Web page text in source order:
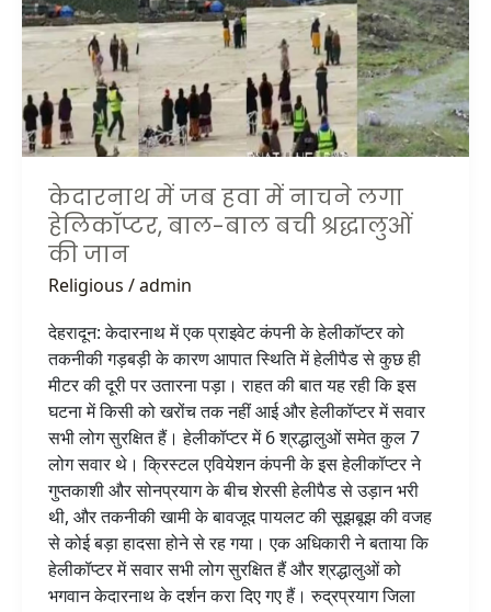
केदारनाथ में जब हवा में नाचने लगा
हेलिकॉप्टर, बाल-बाल बची श्रद्धालुओं
की जान
Religious /admin
देहरादून: केदारनाथ में एक प्राइवेट कंपनी के हेलीकॉप्टर को
तकनीकी गड़बड़ी के कारण आपात स्थिति में हेलीपैड से कुछ ही
मीटर की दूरी पर उतारना पड़ा। राहत की बात यह रही कि इस
घटना में किसी को खरोंच तक नहीं आई और हेलीकॉप्टर में सवार
सभी लोग सुरक्षित हैं। हेलीकॉप्टर में 6 श्रद्धालुओं समेत कुल 7
लोग सवार थे। क्रिस्टल एवियेशन कंपनी के इस हेलीकॉप्टर ने
गुप्तकाशी और सोनप्रयाग के बीच शेरसी हेलीपैड से उड़ान भरी
थी, और तकनीकी खामी के बावजूद पायलट की सूझबूझ की वजह
से कोई बड़ा हादसा होने से रह गया। एक अधिकारी ने बताया कि
हेलीकॉप्टर में सवार सभी लोग सुरक्षित हैं और श्रद्धालुओं को
भगवान केदारनाथ के दर्शन करा दिए गए हैं। रुद्रप्रयाग जिला
हेलिकॉप्टर,
बाल-
बाल
बची
श्रद्धालुओं
की
जान